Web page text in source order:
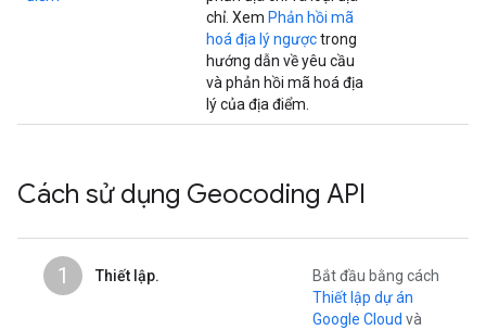
chỉ. Xem Phản hồi mã
hoá địa lý ngượctrong
hướng dẫn về yêu cầu
và phản hồi mã hoá địa
lý của địa điểm.
Cách sử dụng Geocoding API
1 Thiết lập.
Bắt đầu bằng cách
Thiết lập dự án
Google Cloud và